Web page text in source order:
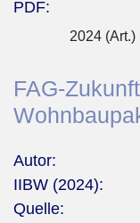
PDF:
2024
FAG-
Autor:
IIBW (2024):
Quelle: